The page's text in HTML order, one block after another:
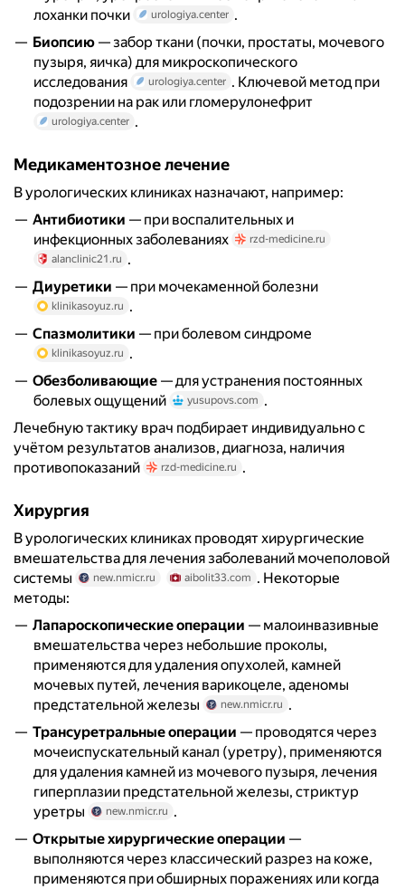
лоханки почки
urologiya.center .
Биопсию — забор ткани (почки, простаты, мочевого
пузыря, яичка) для микроскопического
исследования
urologiya.center . Ключевой метод при
подозрении на рак или гломерулонефрит
urologiya.center .
Медикаментозное лечение
В урологических клиниках назначают, например:
Антибиотики — при воспалительных и
инфекционных заболеваниях
rzd-medicine.ru
alanclinic21.ru .
Диуретики — при мочекаменной болезни
klinikasoyuz.ru .
Спазмолитики — при болевом синдроме
klinikasoyuz.ru .
Обезболивающие — для устранения постоянных
болевых ощущений
yusupovs.com .
Лечебную тактику врач подбирает индивидуально с
учётом результатов анализов, диагноза, наличия
противопоказаний
rzd-medicine.ru .
Хирургия
В урологических клиниках проводят хирургические
вмешательства для лечения заболеваний мочеполовой
системы
new.nmicr.ru aibolit33.com . Некоторые
методы:
Лапароскопические операции — малоинвазивные
вмешательства через небольшие проколы,
применяются для удаления опухолей, камней
мочевых путей, лечения варикоцеле, аденомы
предстательной железы
new.nmicr.ru .
Трансуретральные операции — проводятся через
мочеиспускательный канал (уретру), применяются
для удаления камней из мочевого пузыря, лечения
гиперплазии предстательной железы, стриктур
уретры
new.nmicr.ru .
Открытые хирургические операции —
выполняются через классический разрез на коже,
применяются при обширных поражениях или когда